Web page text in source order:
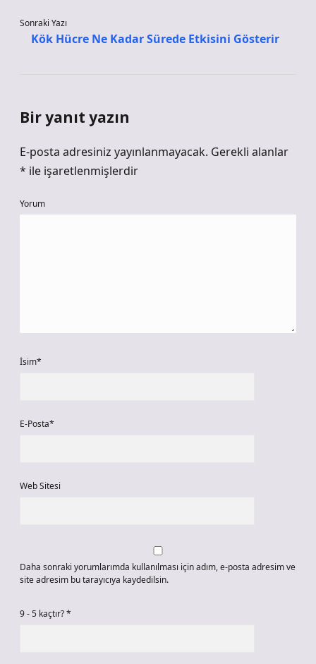
Sonraki Yazı
Kök Hücre Ne Kadar Sürede Etkisini Gösterir
Bir yanıt yazın
E-posta adresiniz yayınlanmayacak. Gerekli alanlar
* ile işaretlenmişlerdir
Yorum
İsim*
E-Posta*
Web Sitesi
Daha sonraki yorumlarımda kullanılması için adım, e-posta adresim ve
site adresim bu tarayıcıya kaydedilsin.
9 - 5 kaçtır?*